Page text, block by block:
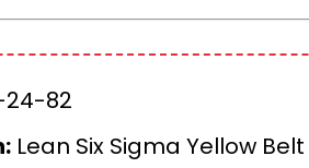
24-82
Lean Six Sigma Yellow Belt